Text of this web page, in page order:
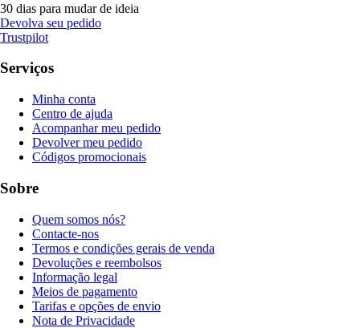
30 dias para mudar de ideia
Devolva seu pedido
Trustpilot
Serviços
Minha conta
Centro de ajuda
Acompanhar meu pedido
Devolver meu pedido
Códigos promocionais
Sobre
Quem somos nós?
Contacte-nos
Termos e condições gerais de venda
Devoluções e reembolsos
Informação legal
Meios de pagamento
Tarifas e opções de envio
Nota de Privacidade